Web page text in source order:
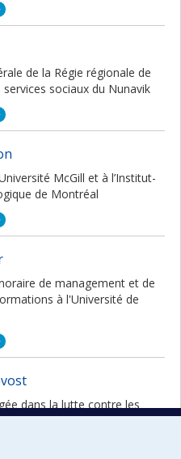
de la Régie régionale de
sociaux du Nunavik
McGill et à l’Institut-
de Montréal
de management et de
à l'Université de
dans la lutte contre les